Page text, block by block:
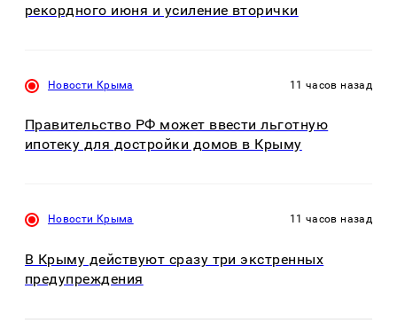
рекордного июня и усиление вторички
Новости Крыма 11 часов назад
Правительство РФ может ввести льготную
ипотеку для достройки домов в Крыму
Новости Крыма 11 часов назад
В Крыму действуют сразу три экстренных
предупреждения